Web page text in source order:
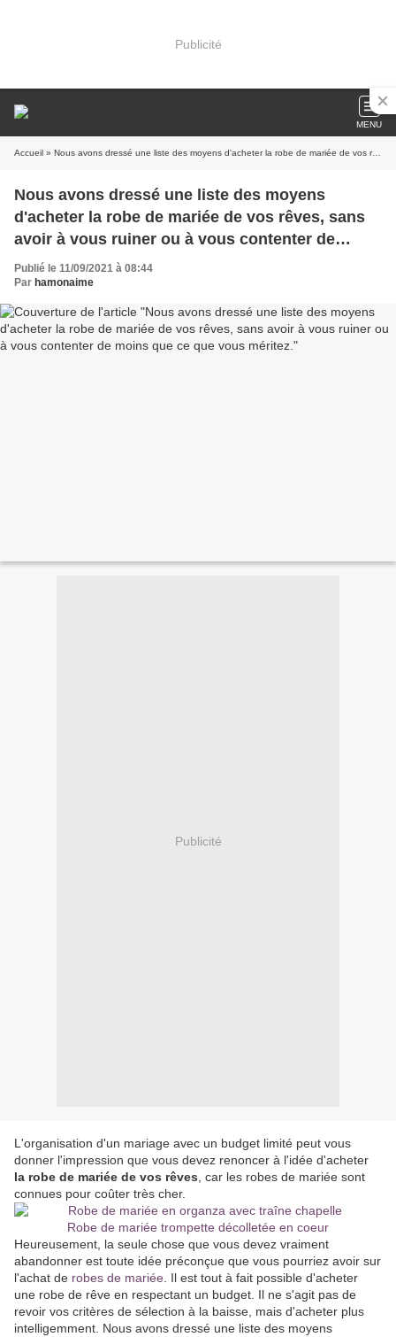
Publicité
MENU
Accueil » Nous avons dressé une liste des moyens d'acheter la robe de mariée de vos rêves, sans avoir à vous ruiner ou à vous contenter de moins que ce que vous méritez.
Nous avons dressé une liste des moyens
d'acheter la robe de mariée de vos rêves, sans
avoir à vous ruiner ou à vous contenter de
moins que ce que vous méritez.
Publié le 11/09/2021 à 08:44
Par hamonaime
Publicité
L'organisation d'un mariage avec un budget limité peut vous
donner l'impression que vous devez renoncer à l'idée d'acheter
la robe de mariée de vos rêves , car les robes de mariée sont
connues pour coûter très cher.
Robe de mariée trompette décolletée en coeur
Heureusement, la seule chose que vous devez vraiment
abandonner est toute idée préconçue que vous pourriez avoir sur
l'achat de robes de mariée . Il est tout à fait possible d'acheter
une robe de rêve en respectant un budget. Il ne s'agit pas de
revoir vos critères de sélection à la baisse, mais d'acheter plus
intelligemment. Nous avons dressé une liste des moyens